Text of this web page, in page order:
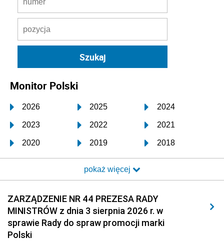
Monitor Polski
2026 2025 2024
2023 2022 2021
2020 2019 2018
2017 2016 2015
2014 2013 2012
2011 2010 2009
2008 2007 2006
2005
pokaż więcej
ZARZĄDZENIE NR 44 PREZESA RADY
MINISTRÓW z dnia 3 sierpnia 2026 r. w
sprawie Rady do spraw promocji marki
Polski